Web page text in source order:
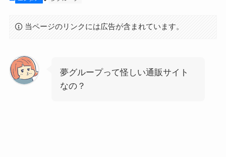
当ページのリンクには広告が含まれています。
夢グループって怪しい通販サイト
なの？